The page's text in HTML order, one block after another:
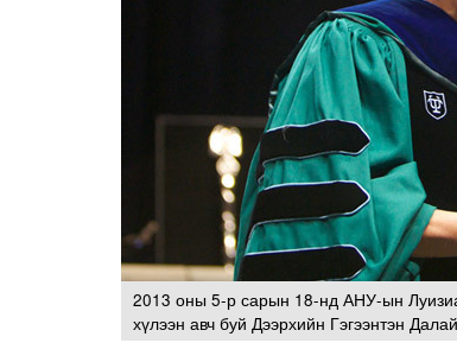
2013 оны 5-р сарын 18-нд АНУ-ын
хүлээн авч буй Дээрхийн Гэгээнтэн